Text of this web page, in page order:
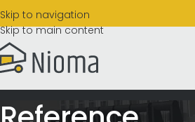
Skip to navigation
Skip to main content